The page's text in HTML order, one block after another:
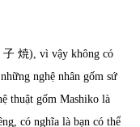
子 焼), vì vậy không có
nghệ nhân gốm sứ
thuật gốm Mashiko là
có nghĩa là bạn có thể